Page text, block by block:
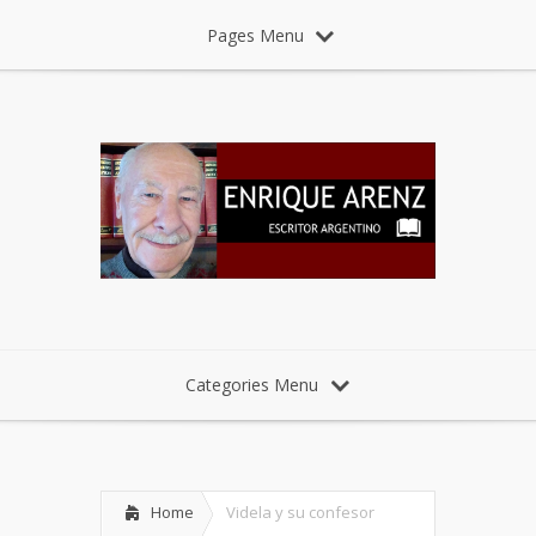
Pages Menu
Categories Menu
Home Videla y su confesor